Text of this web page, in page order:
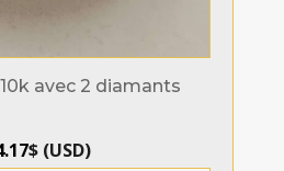
avec 2 diamants
$(USD)